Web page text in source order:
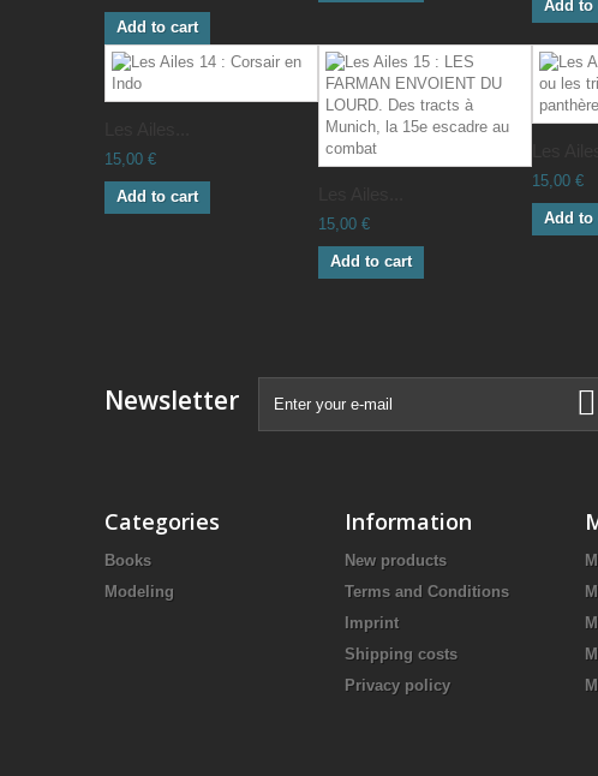
Add to cart
Add to
15,00 €
Add to cart
15,00 €
Add to cart
15,00 €
Add to
Newsletter
Categories
Books
Modeling
Information
New products
Terms and Conditions
Imprint
Shipping costs
Privacy policy